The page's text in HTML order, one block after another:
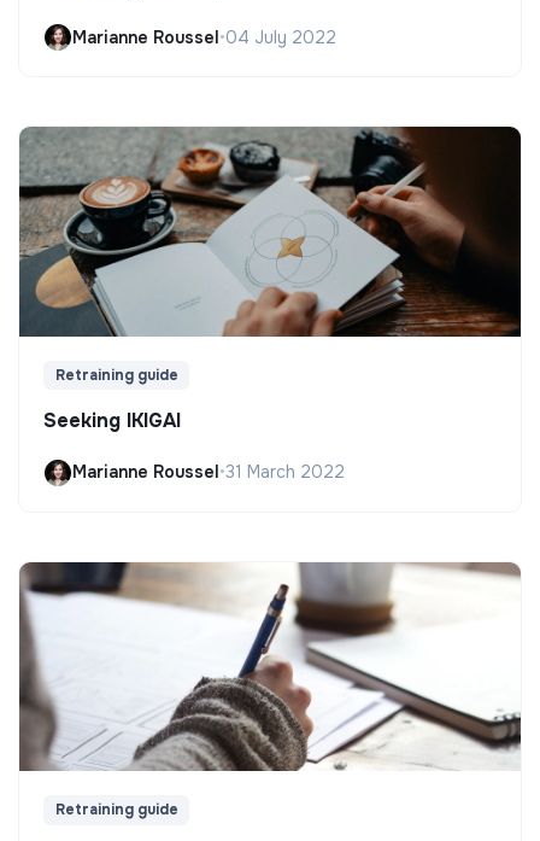
Marianne Roussel•04 July 2022
Retraining guide
Seeking IKIGAI
Marianne Roussel •31 March 2022
Retraining guide